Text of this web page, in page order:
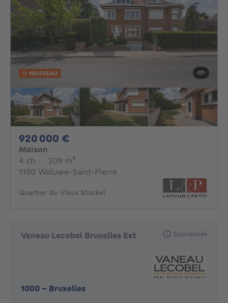
NOUVEAU
920 000 €
Maison
4 ch. 4 chambres
· 209 m²
1150 Woluwe-Saint-Pierre
Quartier du Vieux Stockel
Vaneau Lecobel Bruxelles Est
1000 - Bruxelles
Sponsorisé